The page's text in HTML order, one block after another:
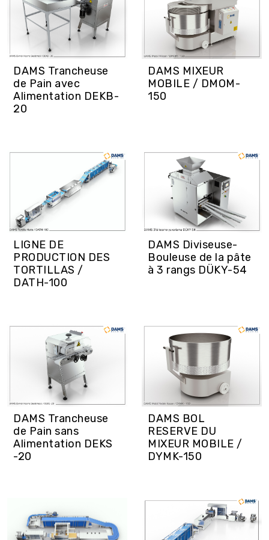
DAMS Trancheuse
de Pain avec
Alimentation DEKB-
20
DAMS MIXEUR
MOBILE / DMOM-
150
LIGNE DE
PRODUCTION DES
TORTILLAS /
DATH-100
DAMS Diviseuse-
Bouleuse de la pâte
à 3 rangs DÜKY-54
DAMS Trancheuse
de Pain sans
Alimentation DEKS
-20
DAMS BOL
RESERVE DU
MIXEUR MOBILE /
DYMK-150